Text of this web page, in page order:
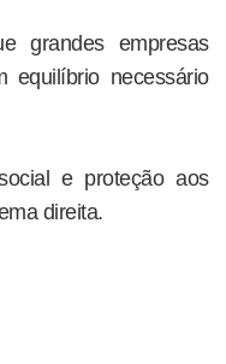
grandes empresas
equilíbrio necessário
e proteção aos
direita.